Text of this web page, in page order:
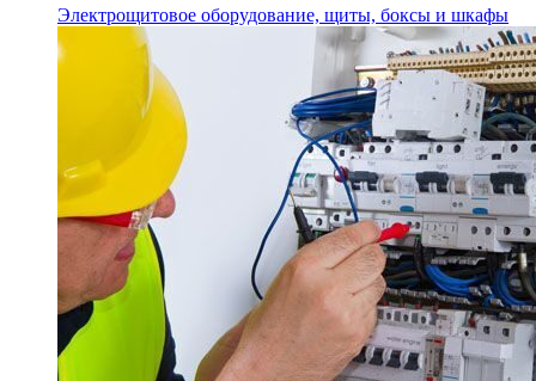
Электрощитовое оборудование, щиты, боксы и шкафы